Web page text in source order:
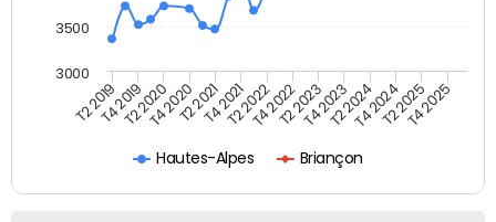
Hautes-Alpes Briançon
T2 2019T4 2019T2 2020T4 2020T2 2021T4 2021T2 2022T4 2022T2 2023T4 2023T2 2024T4 2024T2 2025T4 2025
3000
3500